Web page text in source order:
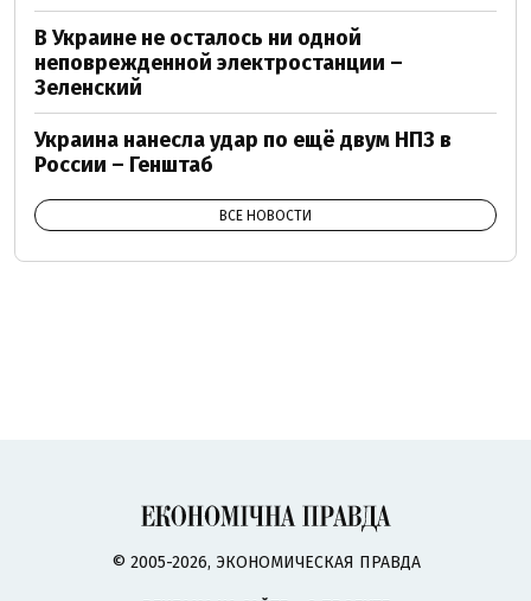
В Украине не осталось ни одной
неповрежденной электростанции –
Зеленский
Украина нанесла удар по ещё двум НПЗ в
России – Генштаб
ВСЕ НОВОСТИ
© 2005-2026, ЭКОНОМИЧЕСКАЯ ПРАВДА